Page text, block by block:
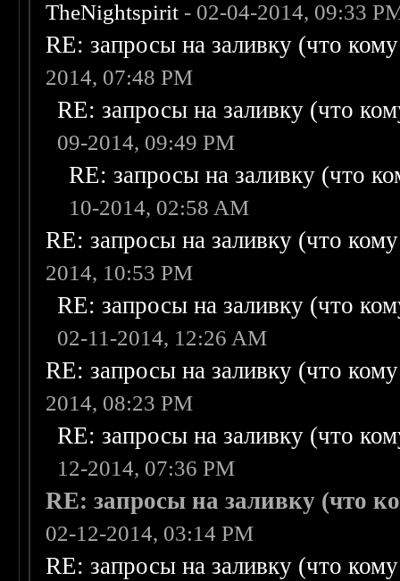
TheNightspirit - 02-04-2014, 09:33
RE: запросы на заливку (что
2014, 07:48 PM
RE: запросы на заливку (что
09-2014, 09:49 PM
RE: запросы на заливку (что
10-2014, 02:58 AM
RE: запросы на заливку (что
2014, 10:53 PM
RE: запросы на заливку (что
02-11-2014, 12:26 AM
RE: запросы на заливку (что
2014, 08:23 PM
RE: запросы на заливку (что
12-2014, 07:36 PM
RE: запросы на заливку (что
02-12-2014, 03:14 PM
RE: запросы на заливку (что